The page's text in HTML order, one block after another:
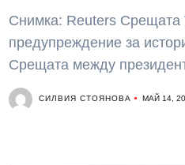
Снимка: Reuters Срещата
предупреждение за
Срещата между
СИЛВИЯ СТОЯНОВА МАЙ 14,